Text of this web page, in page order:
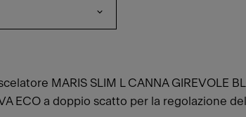
MARIS SLIM L CANNA GIREVOLE
ECO a doppio scatto per la regolazione